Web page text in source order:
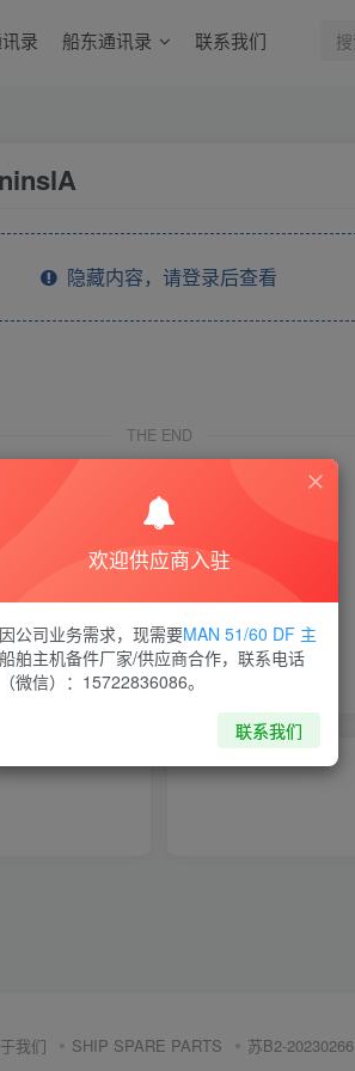
录 船东通讯录 联系我们
隐藏内容，请登录后查看
THE END
喜欢就支持一下吧
点赞14 分享 收藏
我们 SHIP SPARE PARTS 苏B2-20230266
欢迎供应商入驻
因公司业务需求，现需要MAN 51/60 DF 主
船舶主机备件厂家/供应商合作，联系电话
（微信）：15722836086。
联系我们